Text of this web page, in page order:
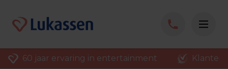
60 jaar ervaring in entertainment